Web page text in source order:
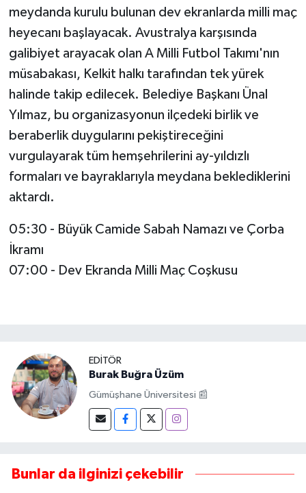
meydanda kurulu bulunan dev ekranlarda milli maç
heyecanı başlayacak. Avustralya karşısında
galibiyet arayacak olan A Milli Futbol Takımı'nın
müsabakası, Kelkit halkı tarafından tek yürek
halinde takip edilecek. Belediye Başkanı Ünal
Yılmaz, bu organizasyonun ilçedeki birlik ve
beraberlik duygularını pekiştireceğini
vurgulayarak tüm hemşehrilerini ay-yıldızlı
formaları ve bayraklarıyla meydana beklediklerini
aktardı.
05:30 - Büyük Camide Sabah Namazı ve Çorba
İkramı
07:00 - Dev Ekranda Milli Maç Coşkusu
EDITÖR
Burak Buğra Üzüm
Gümüşhane Üniversitesi 📰
Bunlar da ilginizi çekebilir